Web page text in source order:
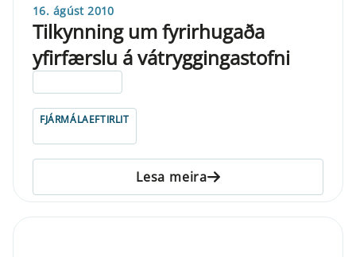
16. ágúst 2010
Tilkynning um fyrirhugaða
yfirfærslu á vátryggingastofni
FJÁRMÁLAEFTIRLIT
Lesa meira